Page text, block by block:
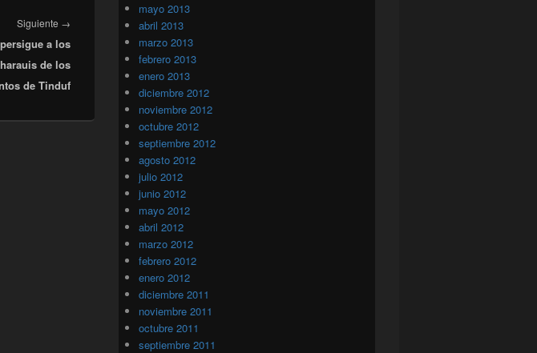
Siguiente →
siguiente:
a los
de los
de Tinduf
mayo 2013
abril 2013
marzo 2013
febrero 2013
enero 2013
diciembre 2012
noviembre 2012
octubre 2012
septiembre 2012
agosto 2012
julio 2012
junio 2012
mayo 2012
abril 2012
marzo 2012
febrero 2012
enero 2012
diciembre 2011
noviembre 2011
octubre 2011
septiembre 2011